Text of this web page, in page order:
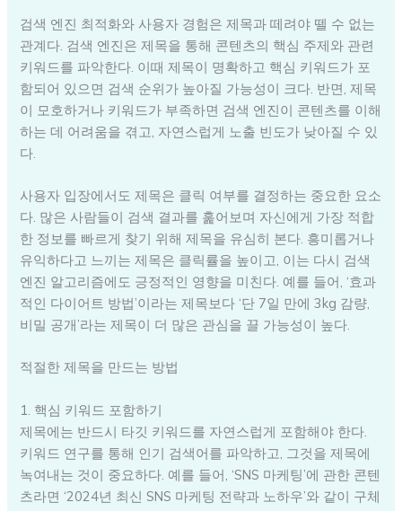
검색 엔진 최적화와 사용자 경험은 제목과 떼려야 뗄 수 없는
관계다. 검색 엔진은 제목을 통해 콘텐츠의 핵심 주제와 관련
키워드를 파악한다. 이때 제목이 명확하고 핵심 키워드가 포
함되어 있으면 검색 순위가 높아질 가능성이 크다. 반면, 제목
이 모호하거나 키워드가 부족하면 검색 엔진이 콘텐츠를 이해
하는 데 어려움을 겪고, 자연스럽게 노출 빈도가 낮아질 수 있
다.
사용자 입장에서도 제목은 클릭 여부를 결정하는 중요한 요소
다. 많은 사람들이 검색 결과를 훑어보며 자신에게 가장 적합
한 정보를 빠르게 찾기 위해 제목을 유심히 본다. 흥미롭거나
유익하다고 느끼는 제목은 클릭률을 높이고, 이는 다시 검색
엔진 알고리즘에도 긍정적인 영향을 미친다. 예를 들어, ‘효과
적인 다이어트 방법’이라는 제목보다 ‘단 7일 만에 3kg 감량,
비밀 공개’라는 제목이 더 많은 관심을 끌 가능성이 높다.
적절한 제목을 만드는 방법
1. 핵심 키워드 포함하기
제목에는 반드시 타깃 키워드를 자연스럽게 포함해야 한다.
키워드 연구를 통해 인기 검색어를 파악하고, 그것을 제목에
녹여내는 것이 중요하다. 예를 들어, ‘SNS 마케팅’에 관한 콘텐
츠라면 ‘2024년 최신 SNS 마케팅 전략과 노하우’와 같이 구체